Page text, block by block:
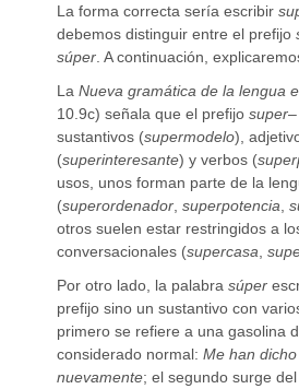
La forma correcta sería escribir
debemos distinguir entre el prefijo
súper . A continuación,
LaNueva gramática de la lengua
10.9c) señala que el prefijosuper
sustantivos (supermodelo),
(superinteresante) y verbos (
usos, unos forman parte de la
(superordenador ,superpotencia ,
otros suelen estar restringidos a
conversacionales (supercasa ,
Por otro lado, la palabrasúper
prefijo sino un sustantivo con
primero se refiere a una gasolina
considerado normal:Me han
nuevamente; el segundo surge